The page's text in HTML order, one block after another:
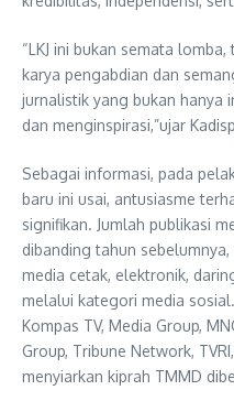
“LKJ ini bukan semata
karya pengabdian dan
jurnalistik yang bukan hanya
dan menginspirasi,”ujar
Sebagai informasi, pada
baru ini usai, antusiasme
signifikan. Jumlah publikasi
dibanding tahun
media cetak, elektronik,
melalui kategori media
Kompas TV, Media Group,
Group, Tribune Network,
menyiarkan kiprah TMMD